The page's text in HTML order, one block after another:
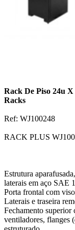
Rack De Piso 24u
Racks
Ref: WJ100248
RACK PLUS
Estrutura
laterais em aço SAE
Porta frontal com
Laterais e traseira
Fechamento superior
ventiladores, flanges